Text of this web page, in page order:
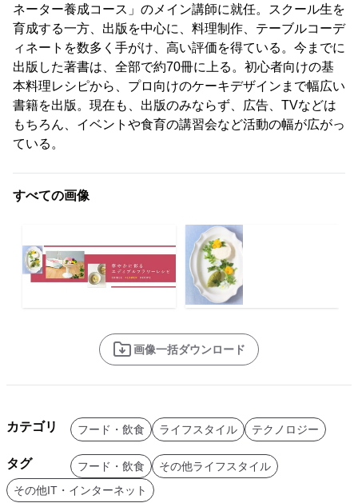
ネーター養成コース」のメイン講師に就任。スクール生を
育成する一方、出版を中心に、料理制作、テーブルコーデ
ィネートを数多く手がけ、高い評価を得ている。今までに
出版した著書は、全部で約70冊に上る。初心者向けの基
本料理レシピから、プロ向けのケーキデザインまで幅広い
書籍を出版。現在も、出版のみならず、広告、TVなどは
もちろん、イベントや食育の講習会など活動の幅が広がっ
ている。
すべての画像
画像一括ダウンロード
カテゴリ フード・飲食 ライフスタイル テクノロジー
タグ フード・飲食
その他ライフスタイル
その他IT・インターネット